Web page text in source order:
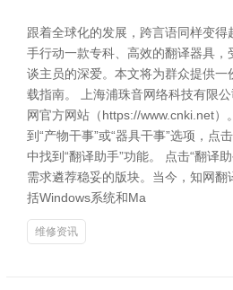
跟着全球化的发展，跨言语同样变得
手行动一款专科、高效的翻译器具
谈主员的深爱。本文将为群众提供
载指南。 上海浦珠音网络科技有限
网官方网站（https://www.cnki.net）
到“产物干事”或“器具干事”选项，点
中找到“翻译助手”功能。 点击“翻译
需求遴荐稳妥的版块。当今，知网
括Windows系统和Ma
维修资讯